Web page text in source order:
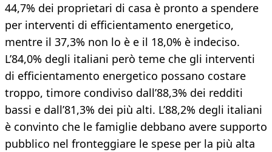
44,7% dei proprietari di casa è pronto a spendere
per interventi di efficientamento energetico,
mentre il 37,3% non lo è e il 18,0% è indeciso.
L’84,0% degli italiani però teme che gli interventi
di efficientamento energetico possano costare
troppo, timore condiviso dall’88,3% dei redditi
bassi e dall’81,3% dei più alti. L’88,2% degli italiani
è convinto che le famiglie debbano avere supporto
pubblico nel fronteggiare le spese per la più alta